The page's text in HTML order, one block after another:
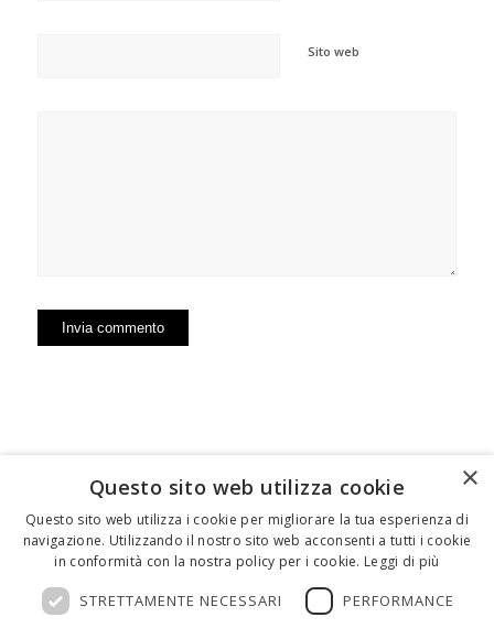
Sito web
FEDERICO MOTTA EDITORE
02 300761–info@mottaeditore.it– 08233380966 –
×
Questo sito web utilizza cookie
Questo sito web utilizza i cookie per migliorare la tua esperienza di
navigazione. Utilizzando il nostro sito web acconsenti a tutti i cookie
in conformità con la nostra policy per i cookie. Leggi di più
STRETTAMENTE NECESSARI PERFORMANCE